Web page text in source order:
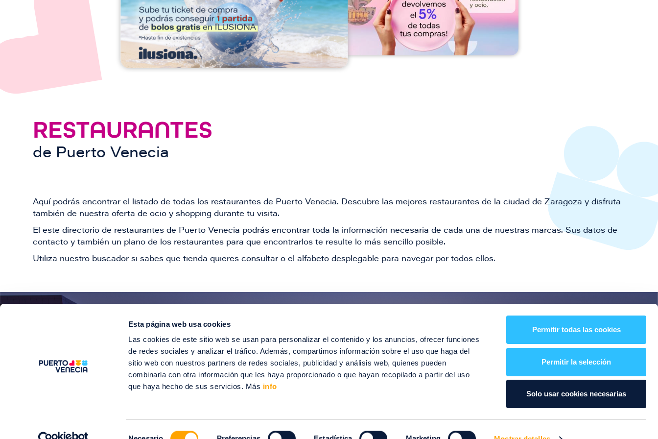
Esta página web usa cookies
Las cookies de este sitio web se usan para personalizar el contenido y los anuncios, ofrecer funciones
de redes sociales y analizar el tráfico. Además, compartimos información sobre el uso que haga del
sitio web con nuestros partners de redes sociales, publicidad y análisis web, quienes pueden
combinarla con otra información que les haya proporcionado o que hayan recopilado a partir del uso
que haya hecho de sus servicios. Más info
Permitir todas las cookies
Permitir la selección
Solo usar cookies necesarias
RESTAURANTES
de Puerto Venecia
Aquí podrás encontrar el listado de todas los restaurantes de Puerto Venecia. Descubre las mejores restaurantes de la ciudad de Zaragoza y disfruta
también de nuestra oferta de ocio y shopping durante tu visita.
El este directorio de restaurantes de Puerto Venecia podrás encontrar toda la información necesaria de cada una de nuestras marcas. Sus datos de
contacto y también un plano de los restaurantes para que encontrarlos te resulte lo más sencillo posible.
Utiliza nuestro buscador si sabes que tienda quieres consultar o el alfabeto desplegable para navegar por todos ellos.
¡Entérate de todas nuestras novedades!
Suscríbete para recibir ofertas especiales, descuentos, eventos y mucho más
SUSCRÍBETE
©2012-2024 Puerto Venecia. Todos los derechos reservados.
Soy Puerto Venecia Información legal Intranet Contacto Trabaja con nosotros